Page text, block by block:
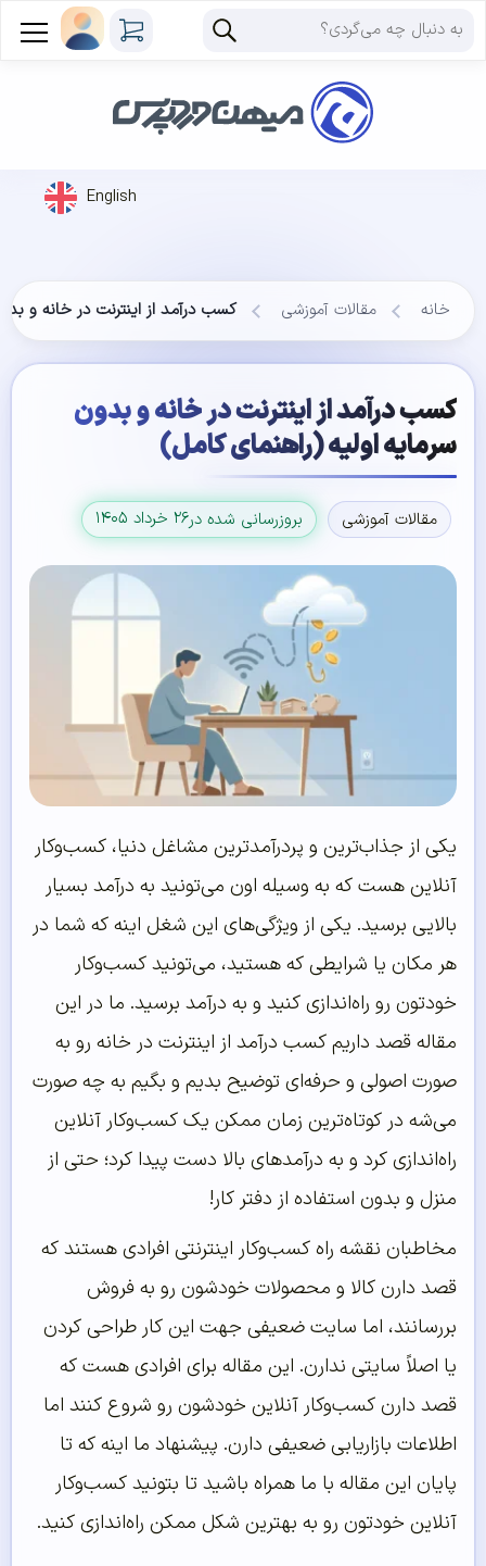
English
خانه مقالات آموزشی کسب درآمد از اینترنت در خانه و
کسب درآمد از اینترنت در خانه و بدون
سرمایه اولیه (راهنمای کامل)
مقالات آموزشی بروزرسانی شده در۲۶ خرداد ۱۴۰۵
یکی از جذاب‌ترین و پردرآمدترین مشاغل دنیا، کسب‌وکار
آنلاین هست که به وسیله اون می‌تونید به درآمد بسیار
بالایی برسید. یکی از ویژگی‌های این شغل اینه که شما در
هر مکان یا شرایطی که هستید، می‌تونید کسب‌وکار
خودتون رو راه‌اندازی کنید و به درآمد برسید. ما در این
مقاله قصد داریم کسب درآمد از اینترنت در خانه رو به
صورت اصولی و حرفه‌ای توضیح بدیم و بگیم به چه صورت
می‌شه در کوتاه‌ترین زمان ممکن یک کسب‌وکار آنلاین
راه‌اندازی کرد و به درآمدهای بالا دست پیدا کرد؛ حتی از
منزل و بدون استفاده از دفتر کار!
مخاطبان نقشه راه کسب‌وکار اینترنتی افرادی هستند که
قصد دارن کالا و محصولات خودشون رو به فروش
بررسانند، اما سایت ضعیفی جهت این کار طراحی کردن
یا اصلاً سایتی ندارن. این مقاله برای افرادی هست که
قصد دارن کسب‌وکار آنلاین خودشون رو شروع کنند اما
اطلاعات بازاریابی ضعیفی دارن. پیشنهاد ما اینه که تا
پایان این مقاله با ما همراه باشید تا بتونید کسب‌وکار
آنلاین خودتون رو به بهترین شکل ممکن راه‌اندازی کنید.